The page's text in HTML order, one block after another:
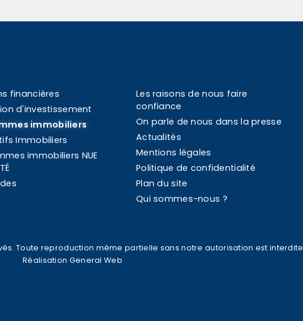
financières
d'investissement
immobiliers
Immobiliers
immobiliers NUE
Les raisons de nous faire
confiance
On parle de nous dans la presse
Actualités
Mentions légales
Politique de confidentialité
Plan du site
Qui sommes-nous ?
Toute reproduction même partielle sans notre autorisation est interdite
Réalisation General Web